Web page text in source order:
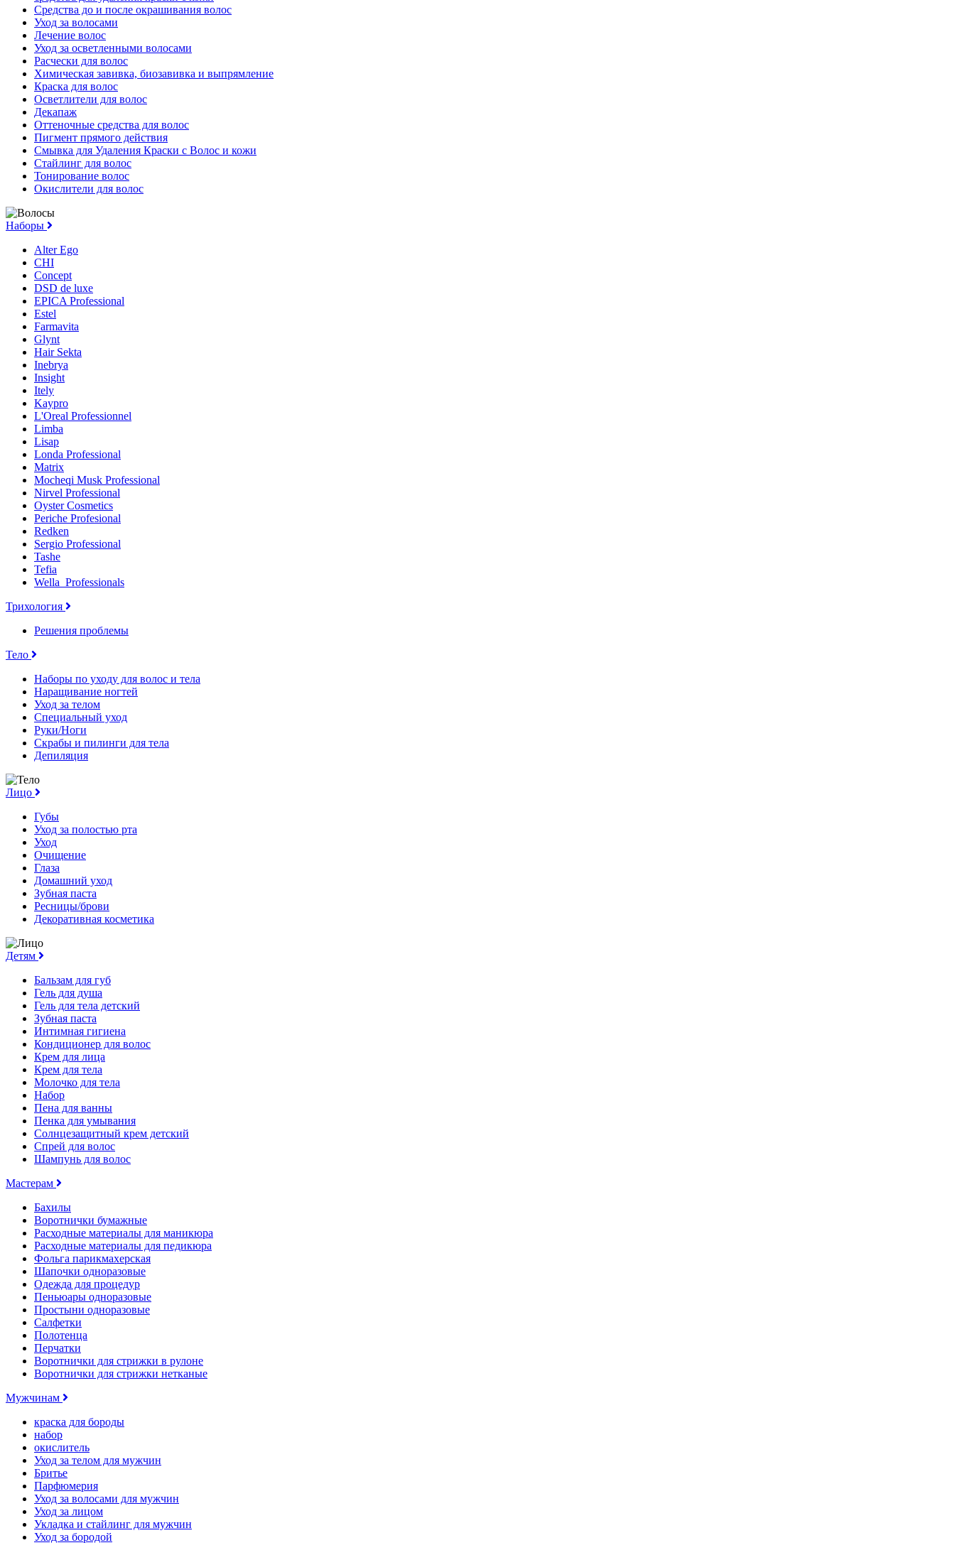
Средства до и после окрашивания волос
Уход за волосами
Лечение волос
Уход за осветленными волосами
Расчески для волос
Химическая завивка, биозавивка и выпрямление
Краска для волос
Осветлители для волос
Декапаж
Оттеночные средства для волос
Пигмент прямого действия
Смывка для Удаления Краски с Волос и кожи
Стайлинг для волос
Тонирование волос
Окислители для волос
Наборы
Alter Ego
CHI
Concept
DSD de luxe
EPICA Professional
Estel
Farmavita
Glynt
Hair Sekta
Inebrya
Insight
Itely
Kaypro
L'Oreal Professionnel
Limba
Lisap
Londa Professional
Matrix
Mocheqi Musk Professional
Nirvel Professional
Oyster Cosmetics
Periche Profesional
Redken
Sergio Professional
Tashe
Tefia
Wella_Professionals
Трихология
Решения проблемы
Тело
Наборы по уходу для волос и тела
Наращивание ногтей
Уход за телом
Специальный уход
Руки/Ноги
Скрабы и пилинги для тела
Депиляция
Лицо
Губы
Уход за полостью рта
Уход
Очищение
Глаза
Домашний уход
Зубная паста
Ресницы/брови
Декоративная косметика
Детям
Бальзам для губ
Гель для душа
Гель для тела детский
Зубная паста
Интимная гигиена
Кондиционер для волос
Крем для лица
Крем для тела
Молочко для тела
Набор
Пена для ванны
Пенка для умывания
Солнцезащитный крем детский
Спрей для волос
Шампунь для волос
Мастерам
Бахилы
Воротнички бумажные
Расходные материалы для маникюра
Расходные материалы для педикюра
Фольга парикмахерская
Шапочки одноразовые
Одежда для процедур
Пеньюары одноразовые
Простыни одноразовые
Салфетки
Полотенца
Перчатки
Воротнички для стрижки в рулоне
Воротнички для стрижки нетканые
Мужчинам
краска для бороды
набор
окислитель
Уход за телом для мужчин
Бритье
Парфюмерия
Уход за волосами для мужчин
Уход за лицом
Укладка и стайлинг для мужчин
Уход за бородой